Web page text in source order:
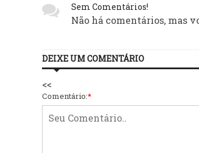
Sem Comentários!
Não há comentários, mas
DEIXE UM COMENTÁRIO
<<
Comentário:*